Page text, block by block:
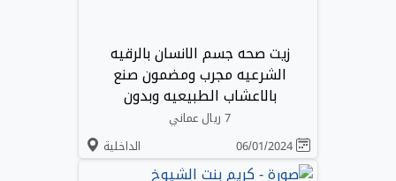
زيت صحه جسم الانسان بالرقيه
الشرعيه مجرب ومضمون صنع
بالاعشاب الطبيعيه وبدون
7 ريال عماني
الداخلية